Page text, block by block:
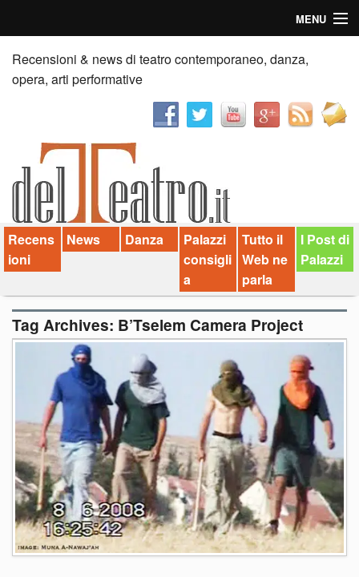
MENU
Home
Recensioni
News
Palazzi consiglia
Video
Chi siamo
Contatti
dT in English
Recensioni & news di teatro contemporaneo, danza,
opera, arti performative
Recens
ioni
News Danza
Palazzi
consigli
a
Tutto il
Web ne
parla
I Post di
Palazzi
Tag Archives: B’Tselem Camera Project